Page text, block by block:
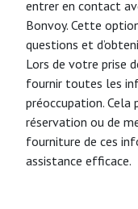
entrer en contact
Bonvoy. Cette
questions et
Lors de votre prise
fournir toutes les
préoccupation.
réservation ou de
fourniture de ces
assistance efficace.